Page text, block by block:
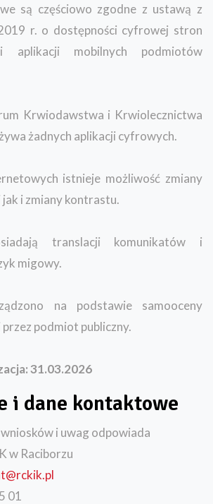
są częściowo zgodne z ustawą z
r. o dostępności cyfrowej stron
aplikacji mobilnych podmiotów
Krwiodawstwa i Krwiolecznictwa
żadnych aplikacji cyfrowych.
istnieje możliwość zmiany
i zmiany kontrastu.
translacji komunikatów i
migowy.
na podstawie samooceny
podmiot publiczny.
31.03.2026
i dane kontaktowe
i uwag odpowiada
w Raciborzu
01